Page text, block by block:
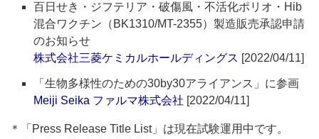
百日せき・ジフテリア・破傷風・不活化ポリオ・Hib
混合ワクチン（BK1310/MT-2355）製造販売承認申請
のお知らせ
株式会社三菱ケミカルホールディングス [2022/04/11]
「生物多様性のための30by30アライアンス」に参画
Meiji Seika ファルマ株式会社 [2022/04/11]
＊「Press Release Title List」は現在試験運用中です。